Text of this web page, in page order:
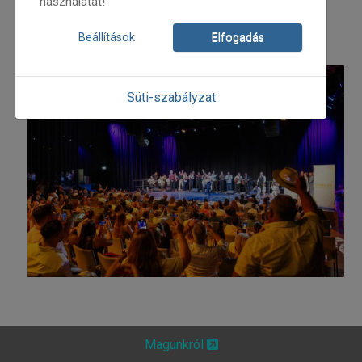
Beállítások Elfogadás
Süti-szabályzat
Magunkról